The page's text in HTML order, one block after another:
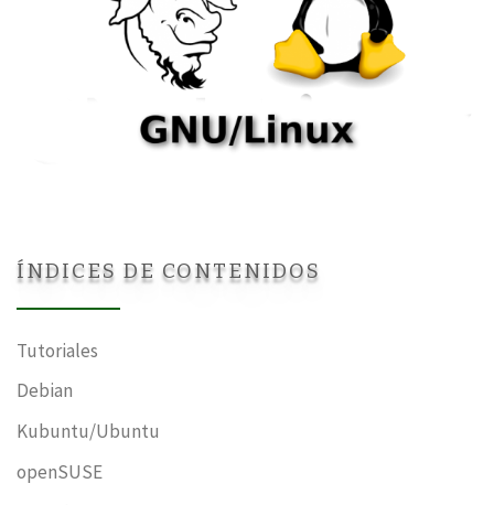
ÍNDICES DE CONTENIDOS
Tutoriales
Debian
Kubuntu/Ubuntu
openSUSE